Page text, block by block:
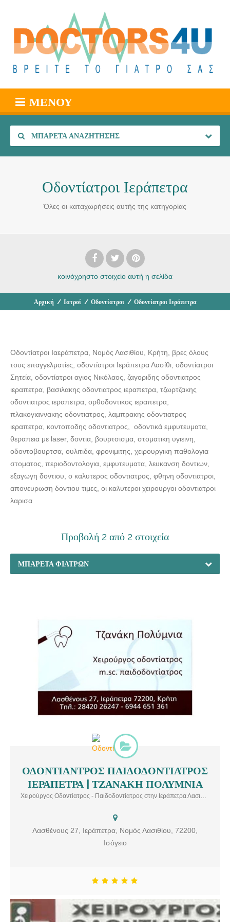
ΜΕΝΟΎ
ΜΠΑΡΈΤΑ ΑΝΑΖΉΤΗΣΗΣ
Οδοντίατροι Ιεράπετρα
Όλες οι καταχωρήσεις αυτής της κατηγορίας
κοινόχρηστο στοιχείο αυτή η σελίδα
Αρχική / Ιατροί / Οδοντίατροι / Οδοντίατροι Ιεράπετρα
Οδοντίατροι Ιαεράπετρα, Νομός Λασιθίου, Κρήτη, βρες όλους
τους επαγγελματίες, οδοντίατροι Ιεράπετρα Λασίθι, οδοντίατροι
Σητεία, οδοντίατροι αγιος Νικόλαος, ζαγοριδης οδοντιατρος
ιεραπετρα, βασιλακης οδοντιατρος ιεραπετρα, τζωρτζακης
οδοντιατρος ιεραπετρα, ορθοδοντικος ιεραπετρα,
πλακογιαννακης οδοντιατρος, λαμπρακης οδοντιατρος
ιεραπετρα, κοντοποδης οδοντιατρος, οδοντικά εμφυτευματα,
θεραπεια με laser, δοντια, βουρτσισμα, στοματικη υγιεινη,
οδοντοβουρτσα, ουλιτιδα, φρονιμιτης, χειρουργικη παθολογια
στοματος, περιοδοντολογια, εμφυτευματα, λευκανση δοντιων,
εξαγωγη δοντιου, ο καλυτερος οδοντιατρος, φθηνη οδοντιατροι,
απονευρωση δοντιου τιμες, οι καλυτεροι χειρουργοι οδοντιατροι
λαρισα
Προβολή 2 από 2 στοιχεία
ΜΠΑΡΈΤΑ ΦΊΛΤΡΩΝ
ΟΔΟΝΤΙΑΤΡΟΣ ΠΑΙΔΟΔΟΝΤΙΑΤΡΟΣ ΙΕΡΑΠΕΤΡΑ | ΤΖΑΝΑΚΗ
ΠΟΛΥΜΝΙΑ Χειρούργος Οδοντίατρος – Παιδοδοντίατρος στην
Ιεράπετρα. Υπηρεσίες: Απονεύρωση, Εξαγωγή δοντιών, Θεραπεία
εμφυτεύματα, Παιδοδοντιατρική
ΟΔΟΝΤΙΑΝΤΡΟΣ ΠΑΙΔΟΔΟΝΤΙΑΤΡΟΣ
ΙΕΡΑΠΕΤΡΑ | ΤΖΑΝΑΚΗ ΠΟΛΥΜΝΙΑ
Λασθένους 27, Ιεράπετρα, Νομός Λασιθίου, 72200,
Ισόγειο